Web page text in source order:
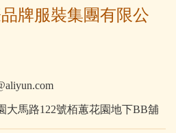
牌服裝集團有限公
大馬路122號栢蕙花園地下BB舖